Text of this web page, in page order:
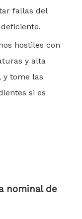
fallas del
hostiles con
y alta
tome las
si es
nominal de